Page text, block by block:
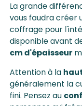
La grande
vous faudra créer
coffrage pour
disponible avant
cm d'épaisseur
Attention à la
généralement la
fini. Pensez au